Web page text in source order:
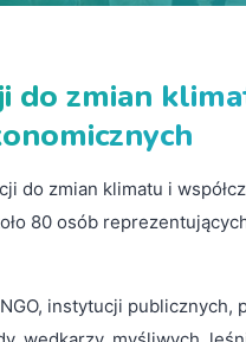
do zmian
do zmian klimatu i
80 osób
instytucji publicznych,